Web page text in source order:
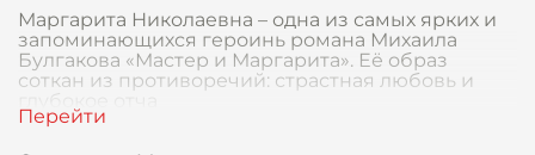
Маргарита Николаевна – одна из самых ярких и
запоминающихся героинь романа Михаила
Булгакова «Мастер и Маргарита». Её образ
соткан из противоречий: страстная любовь и
глубокое отча